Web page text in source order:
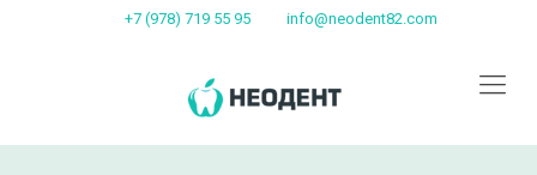
+7 (978) 719 55 95 info@neodent82.com